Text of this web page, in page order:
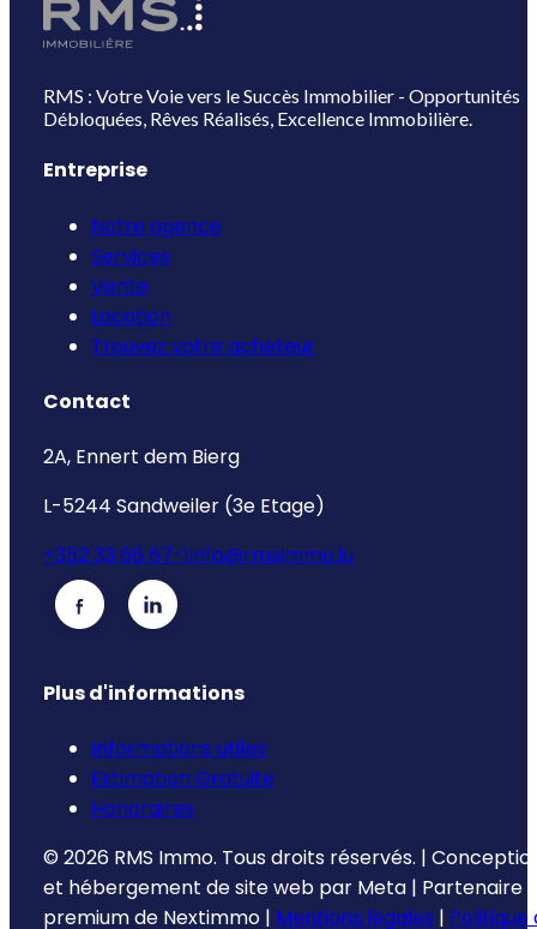
RMS : Votre Voie vers le Succès Immobilier - Opportunités
Débloquées, Rêves Réalisés, Excellence Immobilière.
Entreprise
Notre agence
Services
Vente
Location
Trouvez votre acheteur
Contact
2A, Ennert dem Bierg
L-5244 Sandweiler (3e Etage)
+352 33 66 67-1info@rmsimmo.lu
Plus d'informations
Informations utiles
Estimation Gratuite
Honoraires
© 2026 RMS Immo. Tous droits réservés. |
et hébergement de site web par Meta | Partenaire
premium de Nextimmo | Mentions légales | Politique